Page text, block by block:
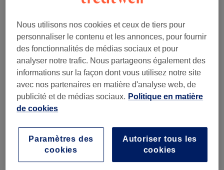
epilation homme à Montpellier-Centre, Montpellier
o walker institut
Nous utilisons nos cookies et ceux de tiers pour
personnaliser le contenu et les annonces, pour fournir
des fonctionnalités de médias sociaux et pour
analyser notre trafic. Nous partageons également des
informations sur la façon dont vous utilisez notre site
avec nos partenaires en matière d'analyse web, de
publicité et de médias sociaux. Politique en matière
de cookies
Autoriser tous les
cookies
Paramètres des
cookies